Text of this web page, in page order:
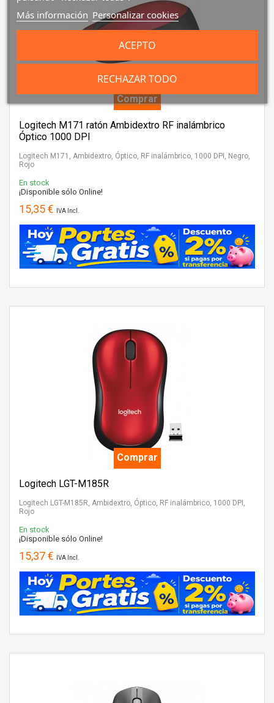
Comprar
Logitech M171 ratón Ambidextro RF inalámbrico
Óptico 1000 DPI
Logitech M171, Ambidextro, Óptico, RF inalámbrico, 1000 DPI, Negro,
Rojo
En stock
¡Disponible sólo Online!
15,35 € IVA Incl.
Comprar
Logitech LGT-M185R
Logitech LGT-M185R, Ambidextro, Óptico, RF inalámbrico, 1000 DPI,
Rojo
En stock
¡Disponible sólo Online!
15,37 € IVA Incl.
Más información Personalizar cookies
RECHAZAR TODO
ACEPTO